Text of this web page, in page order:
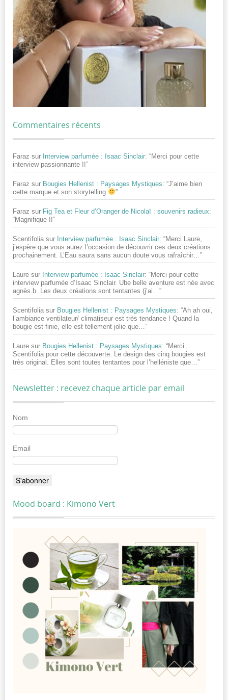
Commentaires récents
Faraz sur Interview parfumée : Isaac Sinclair: “Merci pour cette
interview passionnante !!”
Faraz sur Bougies Hellenist : Paysages Mystiques: “J’aime bien
cette marque et son storytelling
”
Faraz sur Fig Tea et Fleur d’Oranger de Nicolaï : souvenirs radieux:
“Magnifique !!”
Scentifolia sur Interview parfumée : Isaac Sinclair: “Merci Laure,
j’espère que vous aurez l’occasion de découvrir ces deux créations
prochainement. L’Eau saura sans aucun doute vous rafraîchir… ”
Laure sur Interview parfumée : Isaac Sinclair: “Merci pour cette
interview parfumée d’Isaac Sinclair. Ube belle aventure est née avec
agnès.b. Les deux créations sont tentantes (j’ai… ”
Scentifolia sur Bougies Hellenist : Paysages Mystiques: “Ah ah oui,
l’ambiance ventilateur/ climatiseur est très tendance ! Quand la
bougie est finie, elle est tellement jolie que…”
Laure sur Bougies Hellenist : Paysages Mystiques: “Merci
Scentifolia pour cette découverte. Le design des cinq bougies est
très original. Elles sont toutes tentantes pour l’helléniste que…”
Newsletter : recevez chaque article par email
Nom
Email
Mood board : Kimono Vert